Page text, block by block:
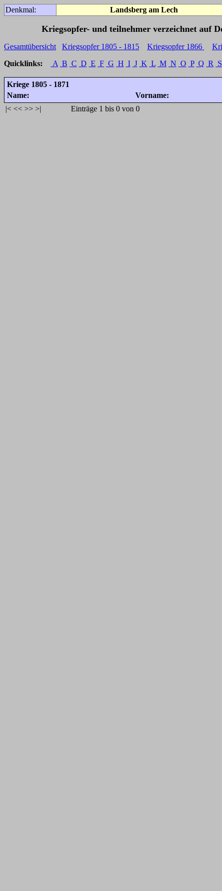
Denkmal: Landsberg am Lech
Kriegsopfer- und teilnehmer verzeichnet auf
Gesamtübersicht Kriegsopfer 1805 - 1815 Kriegsopfer 1866
Quicklinks:
A B C D E F G H I J K L M N O P Q R S
Kriege 1805 - 1871
Name:
Vorname:
|< << >> >| Einträge 1 bis 0 von 0